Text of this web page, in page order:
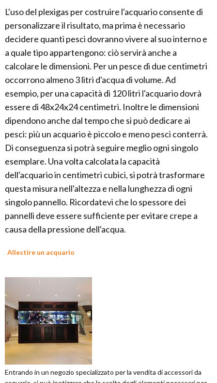
L'uso del plexigas per costruire l'acquario consente di
personalizzare il risultato, ma prima è necessario
decidere quanti pesci dovranno vivere al suo interno e
a quale tipo appartengono: ciò servirà anche a
calcolare le dimensioni. Per un pesce di due centimetri
occorrono almeno 3 litri d'acqua di volume. Ad
esempio, per una capacità di 120 litri l'acquario dovrà
essere di 48x24x24 centimetri. Inoltre le dimensioni
dipendono anche dal tempo che si può dedicare ai
pesci: più un acquario è piccolo e meno pesci conterrà.
Di conseguenza si potrà seguire meglio ogni singolo
esemplare. Una volta calcolata la capacità
dell'acquario in centimetri cubici, si potrà trasformare
questa misura nell'altezza e nella lunghezza di ogni
singolo pannello. Ricordatevi che lo spessore dei
pannelli deve essere sufficiente per evitare crepe a
causa della pressione dell'acqua.
Allestire un acquario
Entrando in un negozio specializzato per la vendita di accessori da